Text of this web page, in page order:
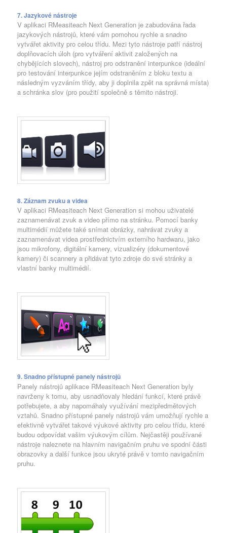
7. Jazykové nástroje
V aplikaci RMeasiteach Next Generation je zabudována řada
jazykových nástrojů, které vám pomohou rychle a snadno
vytvářet aktivity pro celou třídu. Mezi tyto nástroje patří nástroj
doplňovacích úloh (pro vytváření aktivit založených na
chybějících slovech), nástroj pro odstranění interpunkce (ideální
pro testování interpunkce jejím odstraněním z bloku textu a
následným vyzváním třídy, aby ji doplnila zpět na správná místa)
a schránka slov (pro použití společně s těmito nástroji.
8. Záznam zvuku a videa
V aplikaci RMeasiteach Next Generation si mohou uživatelé
zaznamenávat zvuk a video přímo na stránku. Pomocí banky
multimédií můžete také snímat obrázky, nahrávat zvuky a
zaznamenávat videa prostřednictvím externího hardwaru, jako
jsou mikrofony, digitální kamery, vizualizéry (dokumentové
kamery) či scannery a přidávat tyto zdroje do své stránky a
vlastní banky multimédií.
9. Snadno přístupné panely nástrojů
Panely nástrojů aplikace RMeasiteach Next Generation byly
navrženy k tomu, aby usnadňovaly hledání funkcí, které právě
potřebujete, a aby napomáhaly využívání mezipředmětových
vztahů. Snadno přístupné panely nástrojů vám umožňují rychle a
efektivně vytvářet takové výukové aktivity pro celou třídu, které
budou odpovídat vašim výukovým cílům. Nejčastěji používané
nástroje naleznete na hlavním navigačním pruhu ve spodní části
obrazovky a další funkce jsou ukryté právě v tomto navigačním
pruhu.